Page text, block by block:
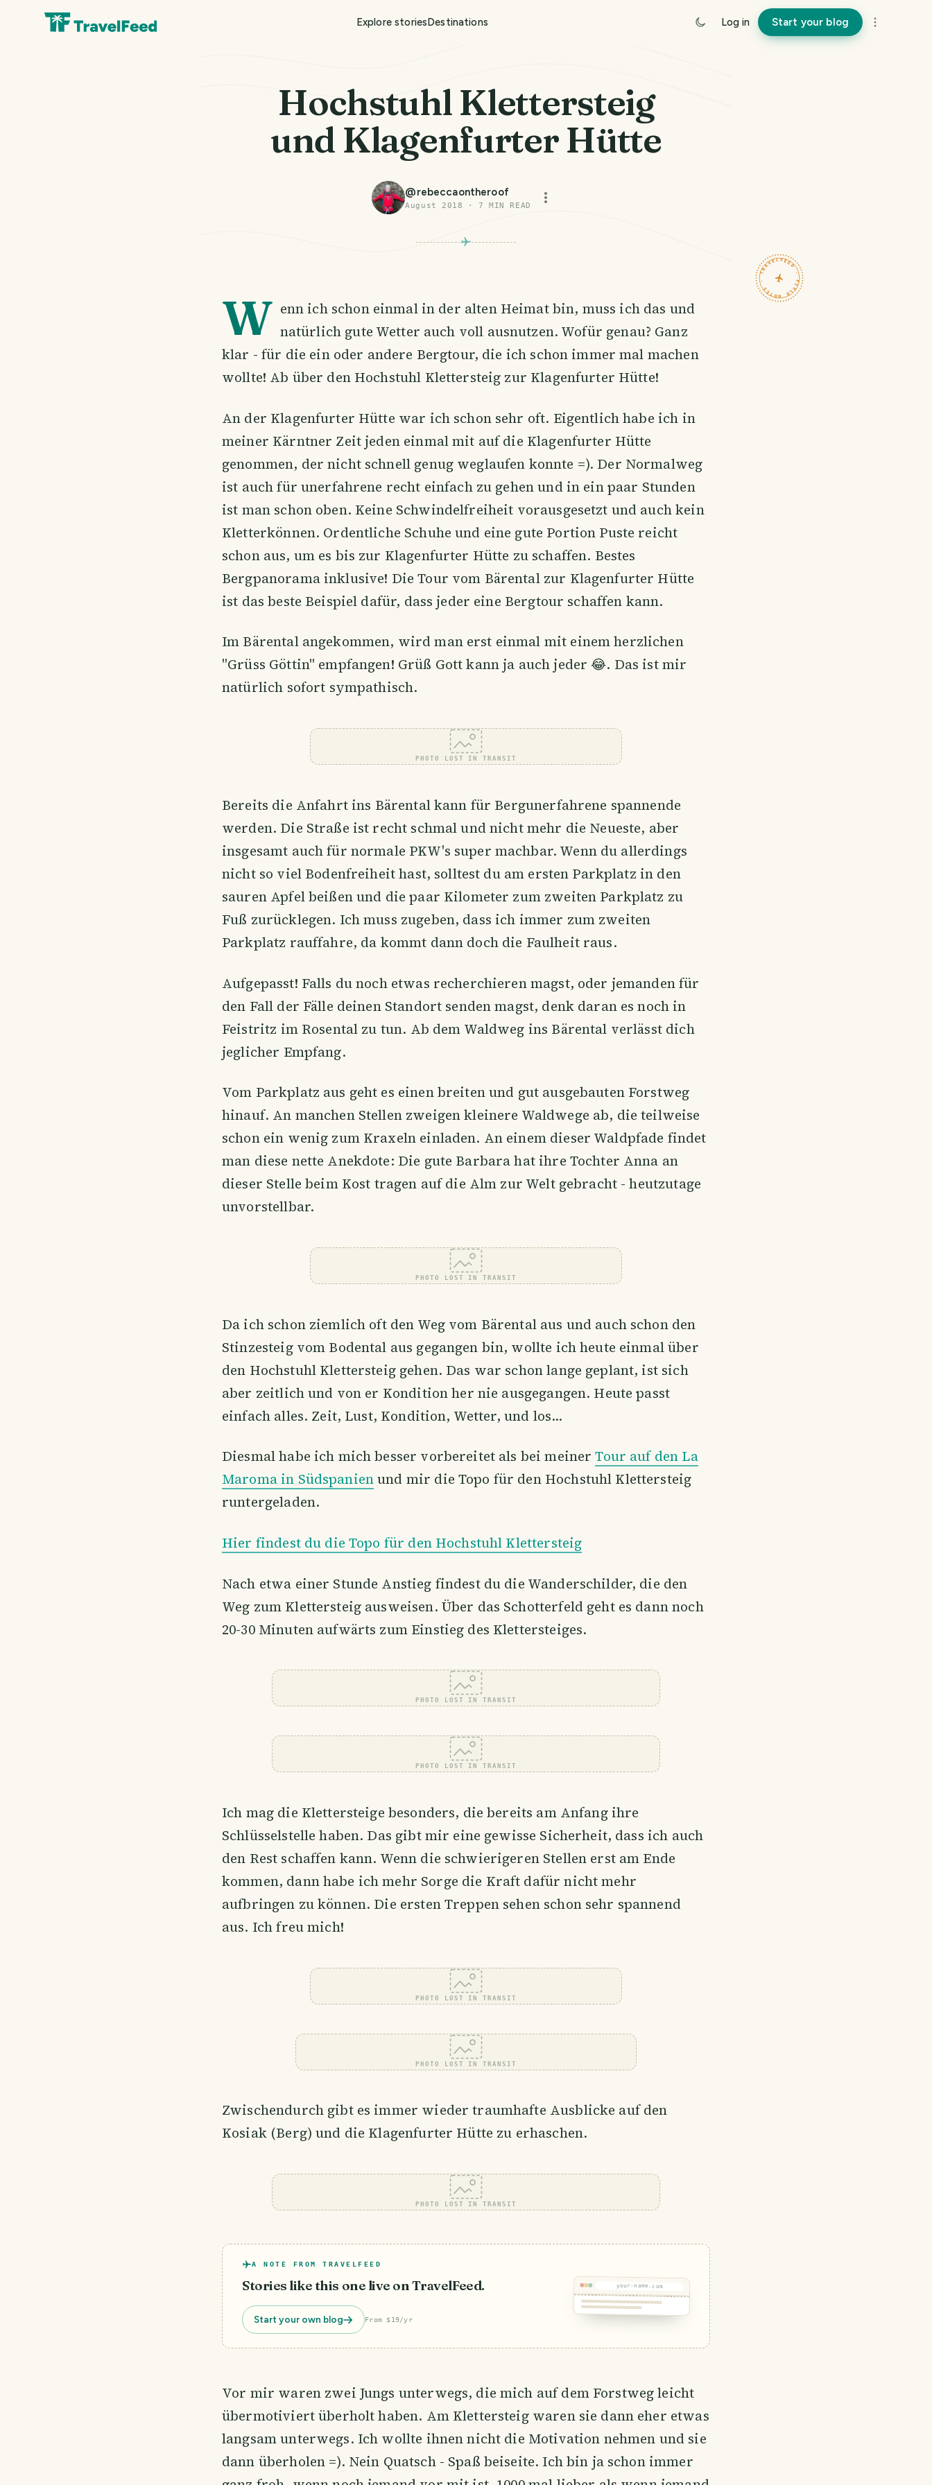
Explore storiesDestinations Log in Start your blog
Hochstuhl Klettersteig
und Klagenfurter Hütte
@rebeccaontheroof
August 2018 ·7 MIN READ
TRAVELFEED · FIELD NOTES ·
W enn ich schon einmal in der alten Heimat bin, muss ich das und
natürlich gute Wetter auch voll ausnutzen. Wofür genau? Ganz
klar - für die ein oder andere Bergtour, die ich schon immer mal machen
wollte! Ab über den Hochstuhl Klettersteig zur Klagenfurter Hütte!
An der Klagenfurter Hütte war ich schon sehr oft. Eigentlich habe ich in
meiner Kärntner Zeit jeden einmal mit auf die Klagenfurter Hütte
genommen, der nicht schnell genug weglaufen konnte =). Der Normalweg
ist auch für unerfahrene recht einfach zu gehen und in ein paar Stunden
ist man schon oben. Keine Schwindelfreiheit vorausgesetzt und auch kein
Kletterkönnen. Ordentliche Schuhe und eine gute Portion Puste reicht
schon aus, um es bis zur Klagenfurter Hütte zu schaffen. Bestes
Bergpanorama inklusive! Die Tour vom Bärental zur Klagenfurter Hütte
ist das beste Beispiel dafür, dass jeder eine Bergtour schaffen kann.
Im Bärental angekommen, wird man erst einmal mit einem herzlichen
"Grüss Göttin" empfangen! Grüß Gott kann ja auch jeder 😂. Das ist mir
natürlich sofort sympathisch.
PHOTO LOST IN TRANSIT
Bereits die Anfahrt ins Bärental kann für Bergunerfahrene spannende
werden. Die Straße ist recht schmal und nicht mehr die Neueste, aber
insgesamt auch für normale PKW's super machbar. Wenn du allerdings
nicht so viel Bodenfreiheit hast, solltest du am ersten Parkplatz in den
sauren Apfel beißen und die paar Kilometer zum zweiten Parkplatz zu
Fuß zurücklegen. Ich muss zugeben, dass ich immer zum zweiten
Parkplatz rauffahre, da kommt dann doch die Faulheit raus.
Aufgepasst! Falls du noch etwas recherchieren magst, oder jemanden für
den Fall der Fälle deinen Standort senden magst, denk daran es noch in
Feistritz im Rosental zu tun. Ab dem Waldweg ins Bärental verlässt dich
jeglicher Empfang.
Vom Parkplatz aus geht es einen breiten und gut ausgebauten Forstweg
hinauf. An manchen Stellen zweigen kleinere Waldwege ab, die teilweise
schon ein wenig zum Kraxeln einladen. An einem dieser Waldpfade findet
man diese nette Anekdote: Die gute Barbara hat ihre Tochter Anna an
dieser Stelle beim Kost tragen auf die Alm zur Welt gebracht - heutzutage
unvorstellbar.
PHOTO LOST IN TRANSIT
Da ich schon ziemlich oft den Weg vom Bärental aus und auch schon den
Stinzesteig vom Bodental aus gegangen bin, wollte ich heute einmal über
den Hochstuhl Klettersteig gehen. Das war schon lange geplant, ist sich
aber zeitlich und von er Kondition her nie ausgegangen. Heute passt
einfach alles. Zeit, Lust, Kondition, Wetter, und los...
Diesmal habe ich mich besser vorbereitet als bei meinerTour auf den La
Maroma in Südspanienund mir die Topo für den Hochstuhl Klettersteig
runtergeladen.
Hier findest du die Topo für den Hochstuhl Klettersteig
Nach etwa einer Stunde Anstieg findest du die Wanderschilder, die den
Weg zum Klettersteig ausweisen. Über das Schotterfeld geht es dann noch
20-30 Minuten aufwärts zum Einstieg des Klettersteiges.
PHOTO LOST IN TRANSIT
PHOTO LOST IN TRANSIT
Ich mag die Klettersteige besonders, die bereits am Anfang ihre
Schlüsselstelle haben. Das gibt mir eine gewisse Sicherheit, dass ich auch
den Rest schaffen kann. Wenn die schwierigeren Stellen erst am Ende
kommen, dann habe ich mehr Sorge die Kraft dafür nicht mehr
aufbringen zu können. Die ersten Treppen sehen schon sehr spannend
aus. Ich freu mich!
PHOTO LOST IN TRANSIT
PHOTO LOST IN TRANSIT
Zwischendurch gibt es immer wieder traumhafte Ausblicke auf den
Kosiak (Berg) und die Klagenfurter Hütte zu erhaschen.
PHOTO LOST IN TRANSIT
A NOTE FROM TRAVELFEED
Stories like this one live on TravelFeed.
Start your own blog From $19/yr
your-name.com
PHOTO LOST IN
TRANSIT
Vor mir waren zwei Jungs unterwegs, die mich auf dem Forstweg leicht
übermotiviert überholt haben. Am Klettersteig waren sie dann eher etwas
langsam unterwegs. Ich wollte ihnen nicht die Motivation nehmen und sie
dann überholen =). Nein Quatsch - Spaß beiseite. Ich bin ja schon immer